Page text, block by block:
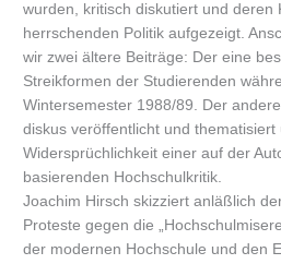
wurden, kritisch diskutiert und deren
herrschenden Politik aufgezeigt.
wir zwei ältere Beiträge: Der eine
Streikformen der Studierenden
Wintersemester 1988/89. Der
diskus veröffentlicht und
Widersprüchlichkeit einer auf der
basierenden Hochschulkritik.
Joachim Hirsch skizziert anläßlich
Proteste gegen die
der modernen Hochschule und den